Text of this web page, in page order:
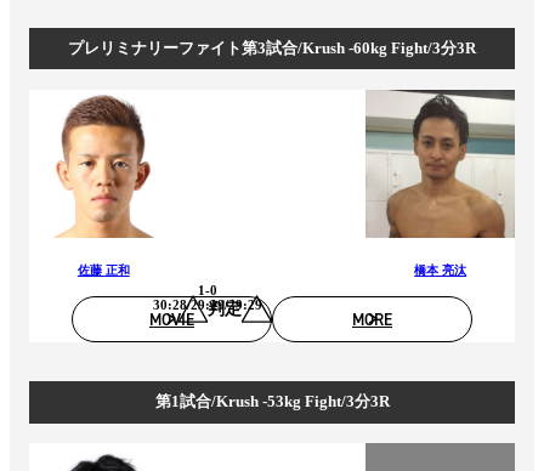
プレリミナリーファイト第3試合/Krush -60kg Fight/3分3R
佐藤 正和
判定
1-0
30:28/29:29/29:29
橋本 亮汰
MOVIE MORE
第1試合/Krush -53kg Fight/3分3R